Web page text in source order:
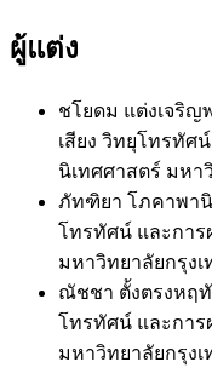
ผู้แต่ง
ชโยดม แต่งเจริ
เสียง วิทยุโทรทัศ
นิเทศศาสตร์ มหา
ภัทฑิยา โภคาพา
โทรทัศน์ และกา
มหาวิทยาลัยกรุงเ
ณัชชา ตั้งตรงหฤ
โทรทัศน์ และกา
มหาวิทยาลัยกรุงเ